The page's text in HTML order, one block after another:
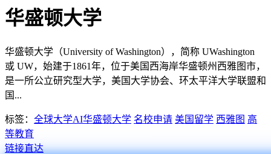
华盛顿大学
华盛顿大学（University of Washington），简称 UWashington
或 UW，始建于1861年，位于美国西海岸华盛顿州西雅图市，
是一所公立研究型大学，美国大学协会、环太平洋大学联盟和
国...
标签： 全球大学AI华盛顿大学 名校申请 美国留学 西雅图 高
等教育
链接直达